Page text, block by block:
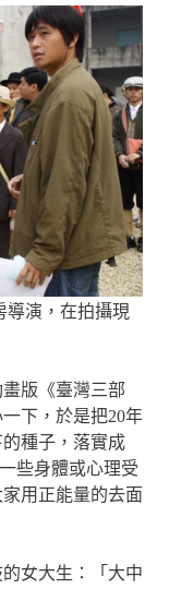
導演，在拍攝現
版《臺灣三部
下，於是把20年
種子，落實成
些身體或心理受
用正能量的去面
女大生：「大中